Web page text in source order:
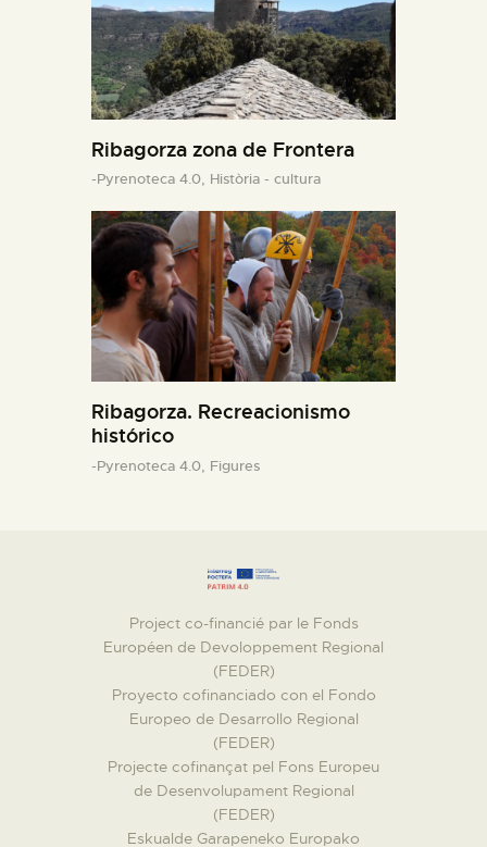
Ribagorza zona de Frontera
-Pyrenoteca 4.0, Història - cultura
Ribagorza. Recreacionismo
histórico
-Pyrenoteca 4.0, Figures
Project co-financié par le Fonds
Européen de Devoloppement Regional
(FEDER)
Proyecto cofinanciado con el Fondo
Europeo de Desarrollo Regional
(FEDER)
Projecte cofinançat pel Fons Europeu
de Desenvolupament Regional
(FEDER)
Eskualde Garapeneko Europako